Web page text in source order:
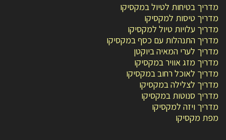
מדריך בטיחות לטיול במקסיקו
מדריך טיסות למקסיקו
מדריך עלויות טיול למקסיקו
מדריך התנהלות עם כסף במקסיקו
מדריך לערי המאיה ביוקטן
מדריך מזג אוויר במקסיקו
מדריך לאוכל רחוב במקסיקו
מדריך לצלילה במקסיקו
מדריך סנוטות במקסיקו
מדריך ויזה למקסיקו
מפת מקסיקו